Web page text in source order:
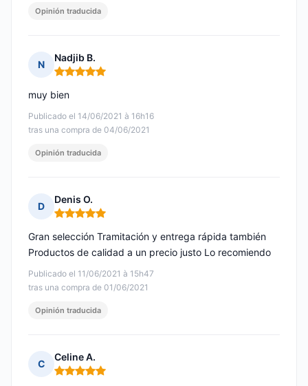
Opinión traducida
N
Nadjib B.
Nota: 5 de 5
Publicado el 14/06/2021 à 16h16
tras una compra de 04/06/2021
muy bien
Opinión traducida
D
Denis O.
Nota: 5 de 5
Publicado el 11/06/2021 à 15h47
tras una compra de 01/06/2021
Gran selección Tramitación y entrega rápida también
Productos de calidad a un precio justo Lo recomiendo
Opinión traducida
C
Celine A.
Nota: 5 de 5